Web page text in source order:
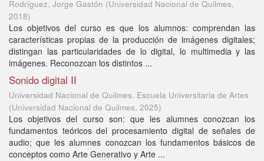
Rodríguez, Jorge Gastón (Universidad Nacional de Quilmes,
2018)
Los objetivos del curso es que los alumnos: comprendan las
características propias de la producción de imágenes digitales;
distingan las particularidades de lo digital, lo multimedia y las
imágenes. Reconozcan los distintos ...
Sonido digital II
Universidad Nacional de Quilmes. Escuela Universitaria de Artes
(Universidad Nacional de Quilmes, 2025)
Los objetivos del curso son: que les alumnes conozcan los
fundamentos teóricos del procesamiento digital de señales de
audio; que les alumnes conozcan los fundamentos básicos de
conceptos como Arte Generativo y Arte ...